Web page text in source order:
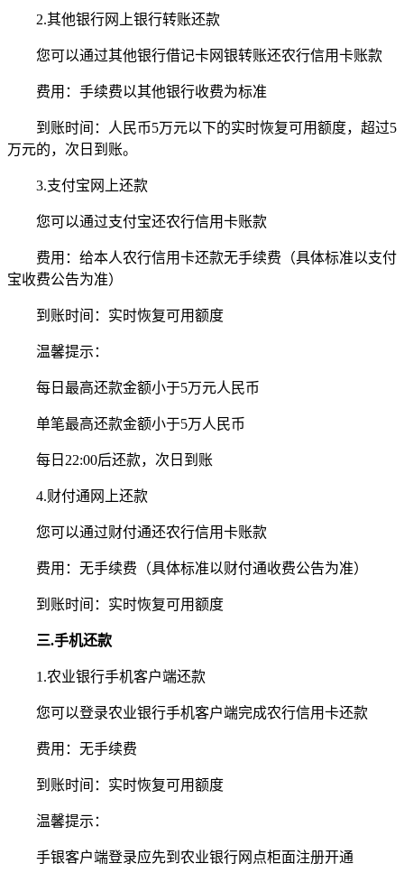
2.其他银行网上银行转账还款
您可以通过其他银行借记卡网银转账还农行信用卡账款
费用：手续费以其他银行收费为标准
到账时间：人民币5万元以下的实时恢复可用额度，超过5
万元的，次日到账。
3.支付宝网上还款
您可以通过支付宝还农行信用卡账款
费用：给本人农行信用卡还款无手续费（具体标准以支付
宝收费公告为准）
到账时间：实时恢复可用额度
温馨提示：
每日最高还款金额小于5万元人民币
单笔最高还款金额小于5万人民币
每日22:00后还款，次日到账
4.财付通网上还款
您可以通过财付通还农行信用卡账款
费用：无手续费（具体标准以财付通收费公告为准）
到账时间：实时恢复可用额度
三.手机还款
1.农业银行手机客户端还款
您可以登录农业银行手机客户端完成农行信用卡还款
费用：无手续费
到账时间：实时恢复可用额度
温馨提示：
手银客户端登录应先到农业银行网点柜面注册开通